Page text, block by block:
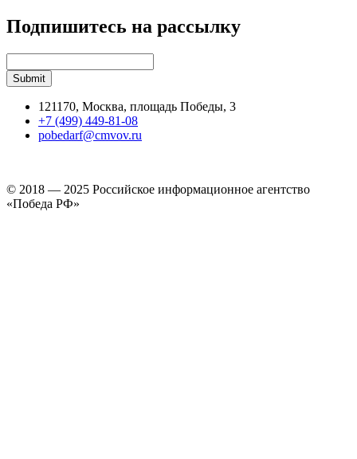
Подпишитесь на рассылку
121170, Москва, площадь Победы, 3
+7 (499) 449-81-08
pobedarf@cmvov.ru
© 2018 — 2025 Российское информационное агентство
«Победа РФ»